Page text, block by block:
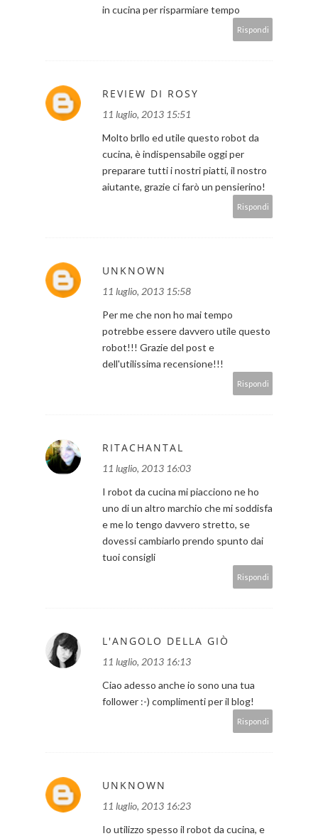
in cucina per risparmiare tempo
Rispondi
REVIEW DI ROSY
11 luglio, 2013 15:51
Molto brllo ed utile questo robot da
cucina, è indispensabile oggi per
preparare tutti i nostri piatti, il nostro
aiutante, grazie ci farò un pensierino!
Rispondi
UNKNOWN
11 luglio, 2013 15:58
Per me che non ho mai tempo
potrebbe essere davvero utile questo
robot!!! Grazie del post e
dell'utilissima recensione!!!
Rispondi
RITACHANTAL
11 luglio, 2013 16:03
I robot da cucina mi piacciono ne ho
uno di un altro marchio che mi soddisfa
e me lo tengo davvero stretto, se
dovessi cambiarlo prendo spunto dai
tuoi consigli
Rispondi
L'ANGOLO DELLA GIÒ
11 luglio, 2013 16:13
Ciao adesso anche io sono una tua
follower :-) complimenti per il blog!
Rispondi
UNKNOWN
11 luglio, 2013 16:23
Io utilizzo spesso il robot da cucina, e